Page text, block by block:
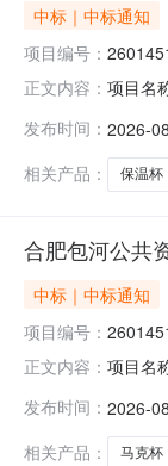
中标｜中标通知
项目编号：
正文内容： 项目名
河公共
发布时间： 2026-
相关产品：
保温杯
合肥包河公共
中标｜中标通知
项目编号：
正文内容： 项目名
河公共
发布时间： 2026-
相关产品：
马克杯